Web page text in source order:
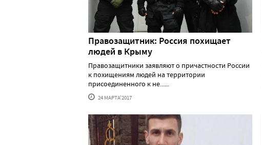
Правозащитник: Россия похищает
людей в Крыму
Правозащитники заявляют о причастности России
к похищениям людей на территории
присоединенного к не......
24 МАРТА'2017